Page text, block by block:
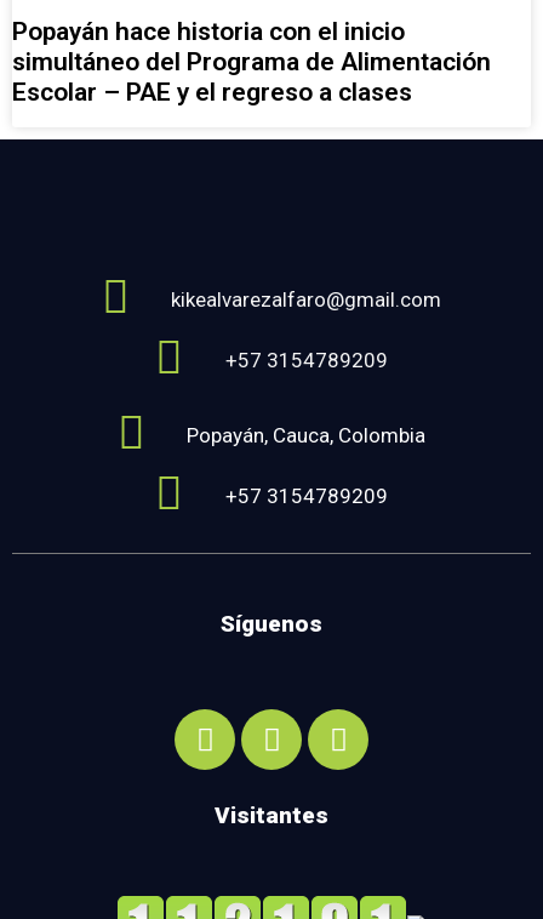
Popayán hace historia con el inicio
simultáneo del Programa de Alimentación
Escolar – PAE y el regreso a clases
kikealvarezalfaro@gmail.com
+57 3154789209
Popayán, Cauca, Colombia
+57 3154789209
Síguenos
Visitantes